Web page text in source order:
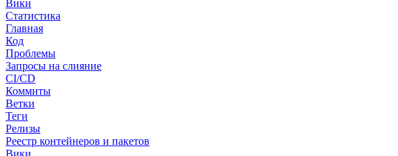
Вики
Статистика
Главная
Код
Проблемы
Запросы на слияние
CI/CD
Коммиты
Ветки
Теги
Релизы
Реестр контейнеров и пакетов